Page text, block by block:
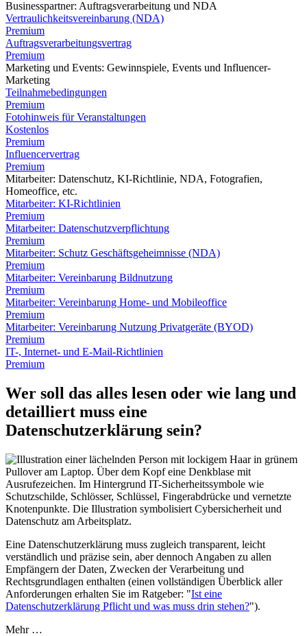
Businesspartner: Auftragsverarbeitung und NDA
Vertraulichkeitsvereinbarung (NDA)
Premium
Auftragsverarbeitungsvertrag
Premium
Marketing und Events: Gewinnspiele, Events und Influencer-
Marketing
Teilnahmebedingungen
Premium
Fotohinweis für Veranstaltungen
Kostenlos
Premium
Influencervertrag
Premium
Mitarbeiter: Datenschutz, KI-Richtlinie, NDA, Fotografien,
Homeoffice, etc.
Mitarbeiter: KI-Richtlinien
Premium
Mitarbeiter: Datenschutzverpflichtung
Premium
Mitarbeiter: Schutz Geschäftsgeheimnisse (NDA)
Premium
Mitarbeiter: Vereinbarung Bildnutzung
Premium
Mitarbeiter: Vereinbarung Home- und Mobileoffice
Premium
Mitarbeiter: Vereinbarung Nutzung Privatgeräte (BYOD)
Premium
IT-, Internet- und E-Mail-Richtlinien
Premium
Wer soll das alles lesen oder wie lang und
detailliert muss eine
Datenschutzerklärung sein?
Eine Datenschutzerklärung muss zugleich transparent, leicht
verständlich und präzise sein, aber dennoch Angaben zu allen
Empfängern der Daten, Zwecken der Verarbeitung und
Rechtsgrundlagen enthalten (einen vollständigen Überblick aller
Anforderungen erhalten Sie im Ratgeber: "Ist eine
Datenschutzerklärung Pflicht und was muss drin stehen?").
Mehr …